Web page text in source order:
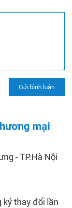
mại
- TP.Hà Nội
thay đổi lần